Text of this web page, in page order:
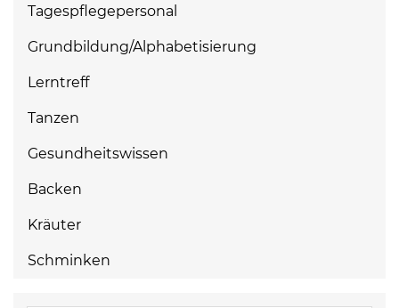
Tagespflegepersonal
Grundbildung/Alphabetisierung
Lerntreff
Tanzen
Gesundheitswissen
Backen
Kräuter
Schminken